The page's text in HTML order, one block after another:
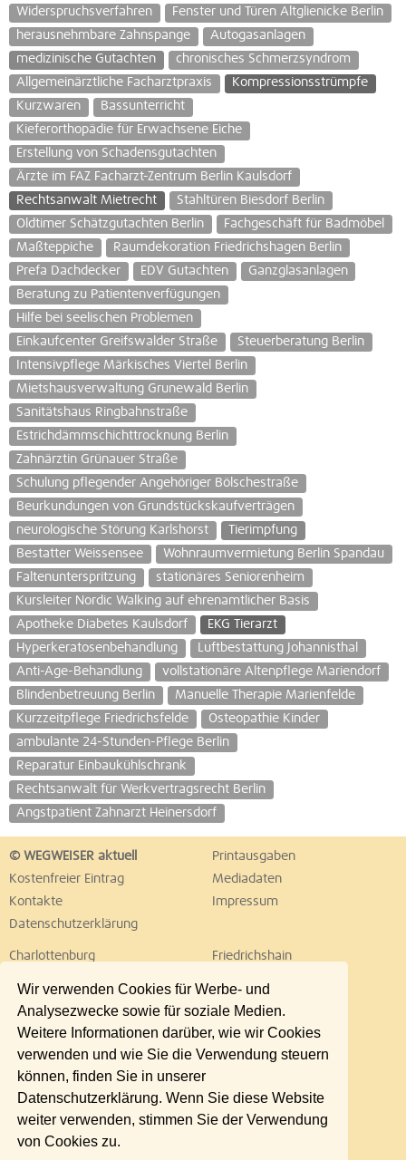
Wir verwenden Cookies für Werbe- und
Analysezwecke sowie für soziale Medien.
Weitere Informationen darüber, wie wir Cookies
verwenden und wie Sie die Verwendung steuern
können, finden Sie in unserer
Datenschutzerklärung. Wenn Sie diese Website
weiter verwenden, stimmen Sie der Verwendung
von Cookies zu.
Widerspruchsverfahren
Fenster und Türen Altglienicke Berlin
herausnehmbare Zahnspange
Autogasanlagen
medizinische Gutachten
chronisches Schmerzsyndrom
Allgemeinärztliche Facharztpraxis
Kompressionsstrümpfe
Kurzwaren
Bassunterricht
Kieferorthopädie für Erwachsene Eiche
Erstellung von Schadensgutachten
Ärzte im FAZ Facharzt-Zentrum Berlin Kaulsdorf
Rechtsanwalt Mietrecht
Stahltüren Biesdorf Berlin
Oldtimer Schätzgutachten Berlin
Fachgeschäft für Badmöbel
Maßteppiche
Raumdekoration Friedrichshagen Berlin
Prefa Dachdecker
EDV Gutachten
Ganzglasanlagen
Beratung zu Patientenverfügungen
Hilfe bei seelischen Problemen
Einkaufcenter Greifswalder Straße
Steuerberatung Berlin
Intensivpflege Märkisches Viertel Berlin
Mietshausverwaltung Grunewald Berlin
Sanitätshaus Ringbahnstraße
Estrichdämmschichttrocknung Berlin
Zahnärztin Grünauer Straße
Schulung pflegender Angehöriger Bölschestraße
Beurkundungen von Grundstückskaufverträgen
neurologische Störung Karlshorst
Tierimpfung
Bestatter Weissensee
Wohnraumvermietung Berlin Spandau
Faltenunterspritzung
stationäres Seniorenheim
Kursleiter Nordic Walking auf ehrenamtlicher Basis
Apotheke Diabetes Kaulsdorf
EKG Tierarzt
Hyperkeratosenbehandlung
Luftbestattung Johannisthal
Anti-Age-Behandlung
vollstationäre Altenpflege Mariendorf
Blindenbetreuung Berlin
Manuelle Therapie Marienfelde
Kurzzeitpflege Friedrichsfelde
Osteopathie Kinder
ambulante 24-Stunden-Pflege Berlin
Reparatur Einbaukühlschrank
Rechtsanwalt für Werkvertragsrecht Berlin
Angstpatient Zahnarzt Heinersdorf
© WEGWEISER aktuell
Printausgaben
Kostenfreier Eintrag
Mediadaten
Kontakte
Impressum
Datenschutzerklärung
Charlottenburg
Friedrichshain
Lichtenberg
Marzahn
Neukölln
Pankow
Reinickendorf
Schöneberg
Spandau
Steglitz
Tempelhof